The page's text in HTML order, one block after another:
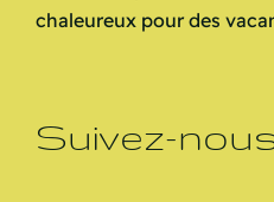
chaleureux pour des
Suivez-